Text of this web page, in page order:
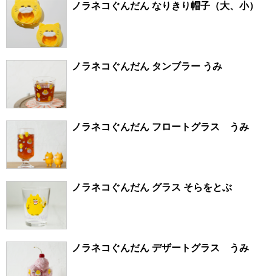
ノラネコぐんだん なりきり帽子（大、小）
ノラネコぐんだん タンブラー うみ
ノラネコぐんだん フロートグラス うみ
ノラネコぐんだん グラス そらをとぶ
ノラネコぐんだん デザートグラス うみ